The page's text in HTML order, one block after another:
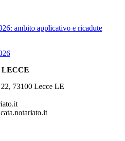
ambito applicativo e ricadute
73100 Lecce LE